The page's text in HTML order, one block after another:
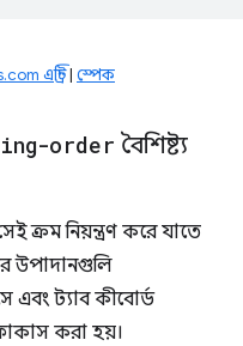
এন্ট্রি| স্পেক
order বৈশিষ্ট্য
ক্রম নিয়ন্ত্রণ করে যাতে
উপাদানগুলি
এবং ট্যাব কীবোর্ড
করা হয়।